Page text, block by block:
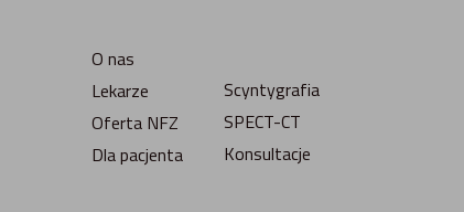
O nas
Lekarze
Oferta NFZ
Dla pacjenta
Scyntygrafia
SPECT-CT
Konsultacje